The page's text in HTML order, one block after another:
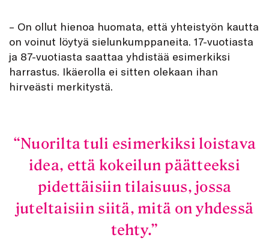
– On ollut hienoa huomata, että yhteistyön kautta
on voinut löytyä sielunkumppaneita. 17-vuotiasta
ja 87-vuotiasta saattaa yhdistää esimerkiksi
harrastus. Ikäerolla ei sitten olekaan ihan
hirveästi merkitystä.
Nuorilta tuli esimerkiksi loistava
idea, että kokeilun päätteeksi
pidettäisiin tilaisuus, jossa
juteltaisiin siitä, mitä on yhdessä
tehty.